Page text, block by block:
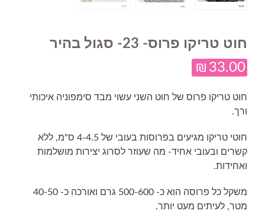
חוט טריקו פרוס- 23- סגול בהיר
₪ 33.00
חוט טריקו פרוס של חוט השני עשוי מבד סימפוניה איכותי
ורך.
חוטי טריקו מגיעים בפרוסות בעובי של 4-4.5 ס"מ, ללא
קשרים ובעובי אחיד- מה שעוזר לסרוג יצירות מושלמות
ואחידות.
משקל כל פרוסה הוא כ- 500-600 גרם ואורכה כ- 40-50
מטר, לעיתים מעט יותר.